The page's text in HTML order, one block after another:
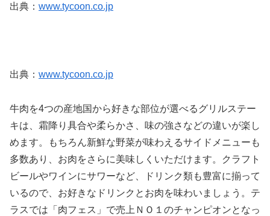
出典： www.tycoon.co.jp
出典： www.tycoon.co.jp
牛肉を4つの産地国から好きな部位が選べるグリルステー
キは、霜降り具合や柔らかさ、味の強さなどの違いが楽し
めます。もちろん新鮮な野菜が味わえるサイドメニューも
多数あり、お肉をさらに美味しくいただけます。クラフト
ビールやワインにサワーなど、ドリンク類も豊富に揃って
いるので、お好きなドリンクとお肉を味わいましょう。テ
ラスでは「肉フェス」で売上ＮＯ１のチャンピオンとなっ